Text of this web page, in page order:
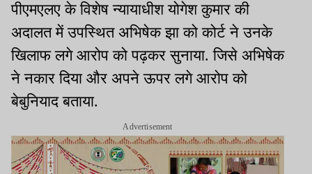
पीएमएलए के विशेष न्यायाधीश योगेश कुमार की
अदालत में उपस्थित अभिषेक झा को कोर्ट ने उनके
खिलाफ लगे आरोप को पढ़कर सुनाया. जिसे अभिषेक
ने नकार दिया और अपने ऊपर लगे आरोप को
बेबुनियाद बताया.
Advertisement